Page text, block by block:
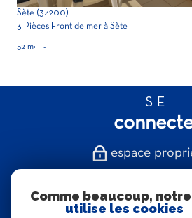
Sète (34200)
3 Pièces Front de mer à Sète
52 m² -
SE
espace
suivre
Comme beaucoup,
utilise les cookies